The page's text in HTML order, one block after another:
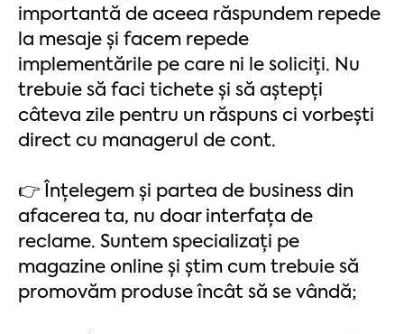
importantă de aceea răspundem repede
la mesaje și facem repede
implementările pe care ni le soliciți. Nu
trebuie să faci tichete și să aștepți
câteva zile pentru un răspuns ci vorbești
direct cu managerul de cont.
👉 Înțelegem și partea de business din
afacerea ta, nu doar interfața de
reclame. Suntem specializați pe
magazine online și știm cum trebuie să
promovăm produse încât să se vândă;